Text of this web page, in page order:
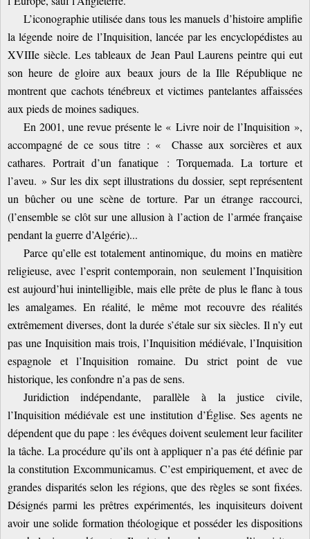
L’iconographie utilisée dans tous les manuels d’histoire amplifie
la légende noire de l’Inquisition, lancée par les encyclopédistes au
XVIIIe siècle. Les tableaux de Jean Paul Laurens peintre qui eut
son heure de gloire aux beaux jours de la Ille République ne
montrent que cachots ténébreux et victimes pantelantes affaissées
aux pieds de moines sadiques.
En 2001, une revue présente le « Livre noir de l’Inquisition »,
accompagné de ce sous titre : « Chasse aux sorcières et aux
cathares. Portrait d’un fanatique : Torquemada. La torture et
l’aveu. » Sur les dix sept illustrations du dossier, sept représentent
un bûcher ou une scène de torture. Par un étrange raccourci,
(l’ensemble se clôt sur une allusion à l’action de l’armée française
pendant la guerre d’Algérie)...
Parce qu’elle est totalement antinomique, du moins en matière
religieuse, avec l’esprit contemporain, non seulement l’Inquisition
est aujourd’hui inintelligible, mais elle prête de plus le flanc à tous
les amalgames. En réalité, le même mot recouvre des réalités
extrêmement diverses, dont la durée s’étale sur six siècles. Il n’y eut
pas une Inquisition mais trois, l’Inquisition médiévale, l’Inquisition
espagnole et l’Inquisition romaine. Du strict point de vue
historique, les confondre n’a pas de sens.
Juridiction indépendante, parallèle à la justice civile,
l’Inquisition médiévale est une institution d’Église. Ses agents ne
dépendent que du pape : les évêques doivent seulement leur faciliter
la tâche. La procédure qu’ils ont à appliquer n’a pas été définie par
la constitution Excommunicamus. C’est empiriquement, et avec de
grandes disparités selon les régions, que des règles se sont fixées.
Désignés parmi les prêtres expérimentés, les inquisiteurs doivent
avoir une solide formation théologique et posséder les dispositions